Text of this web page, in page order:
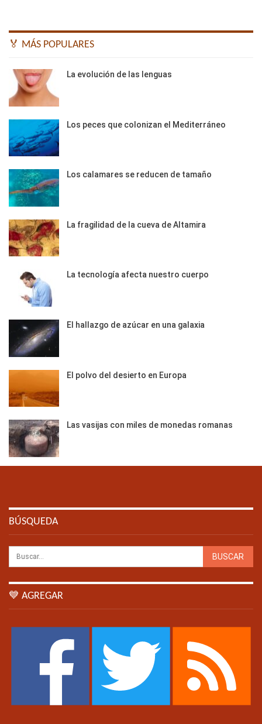
🏅 MÁS POPULARES
La evolución de las lenguas
Los peces que colonizan el Mediterráneo
Los calamares se reducen de tamaño
La fragilidad de la cueva de Altamira
La tecnología afecta nuestro cuerpo
El hallazgo de azúcar en una galaxia
El polvo del desierto en Europa
Las vasijas con miles de monedas romanas
BÚSQUEDA
💙 AGREGAR